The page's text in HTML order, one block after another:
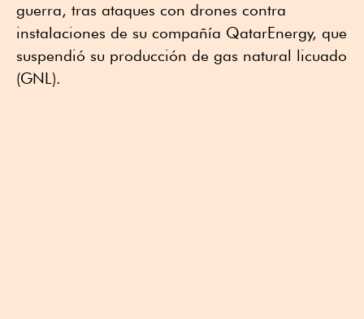
guerra, tras ataques con drones contra
instalaciones de su compañía QatarEnergy, que
suspendió su producción de gas natural licuado
(GNL).